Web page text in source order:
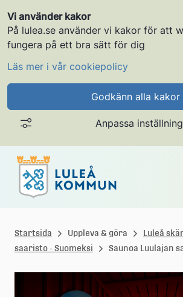
Vi använder kakor
På lulea.se använder vi kakor för att
fungera på ett bra sätt för dig
Läs mer i vår cookiepolicy
Godkänn alla kakor
Anpassa
Gå till innehållet
u
l
e
Startsida Uppleva & göra Luleå
saaristo - Suomeksi
Saunoa Luulajan